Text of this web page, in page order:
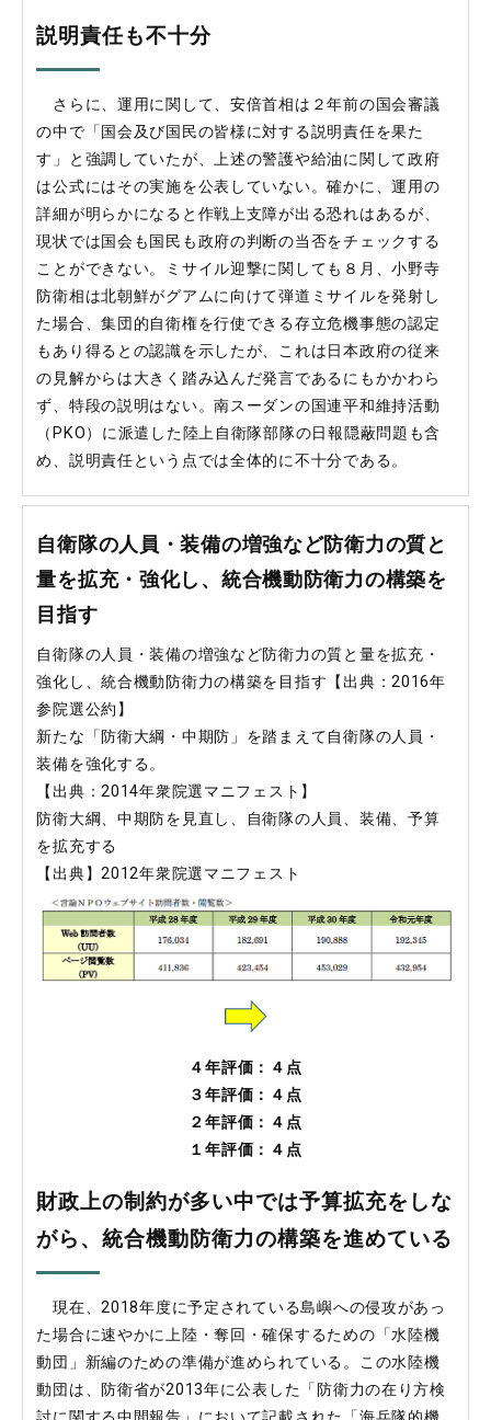
説明責任も不十分
さらに、運用に関して、安倍首相は２年前の国会審議
の中で「国会及び国民の皆様に対する説明責任を果た
す」と強調していたが、上述の警護や給油に関して政府
は公式にはその実施を公表していない。確かに、運用の
詳細が明らかになると作戦上支障が出る恐れはあるが、
現状では国会も国民も政府の判断の当否をチェックする
ことができない。ミサイル迎撃に関しても８月、小野寺
防衛相は北朝鮮がグアムに向けて弾道ミサイルを発射し
た場合、集団的自衛権を行使できる存立危機事態の認定
もあり得るとの認識を示したが、これは日本政府の従来
の見解からは大きく踏み込んだ発言であるにもかかわら
ず、特段の説明はない。南スーダンの国連平和維持活動
（PKO）に派遣した陸上自衛隊部隊の日報隠蔽問題も含
め、説明責任という点では全体的に不十分である。
自衛隊の人員・装備の増強など防衛力の質と
量を拡充・強化し、統合機動防衛力の構築を
目指す
自衛隊の人員・装備の増強など防衛力の質と量を拡充・
強化し、統合機動防衛力の構築を目指す【出典：2016年
参院選公約】
新たな「防衛大綱・中期防」を踏まえて自衛隊の人員・
装備を強化する。
【出典：2014年衆院選マニフェスト】
防衛大綱、中期防を見直し、自衛隊の人員、装備、予算
を拡充する
【出典】2012年衆院選マニフェスト
４年評価： ４ 点
３年評価： ４ 点
２年評価：４点
１年評価：４点
財政上の制約が多い中では予算拡充をしな
がら、統合機動防衛力の構築を進めている
現在、2018年度に予定されている島嶼への侵攻があっ
た場合に速やかに上陸・奪回・確保するための「水陸機
動団」新編のための準備が進められている。この水陸機
動団は、防衛省が2013年に公表した「防衛力の在り方検